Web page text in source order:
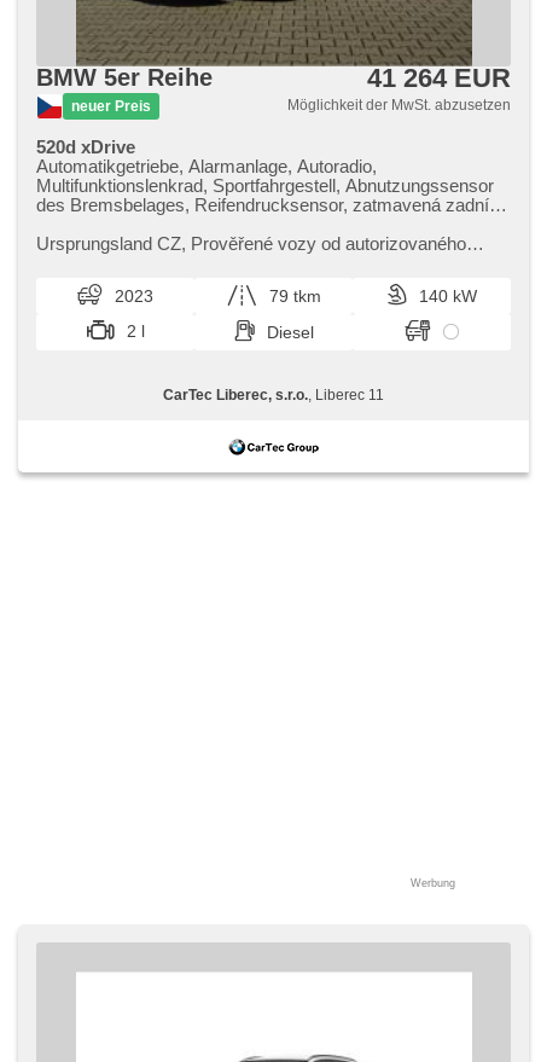
BMW 5er Reihe
neuer Preis
41 264 EUR
Möglichkeit der MwSt. abzusetzen
520d xDrive
Automatikgetriebe, Alarmanlage, Autoradio,
Multifunktionslenkrad, Sportfahrgestell, Abnutzungssensor
des Bremsbelages, Reifendrucksensor, zatmavená zadní
startování, El. einstellbare Sitze, beheizte Sitze, LED denní
Ursprungsland CZ,​ Prověřené vozy od autorizovaného
kontaktujte naše prodejce nebo ...
2023 79 tkm
140 kW
2 l
Diesel
CarTec Liberec, s.r.o. , Liberec 11
Werbung